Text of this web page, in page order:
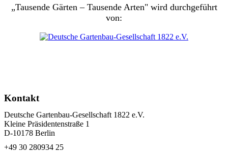
„Tausende Gärten – Tausende Arten" wird durchgeführt
von:
Kontakt
Deutsche Gartenbau-Gesellschaft 1822 e.V.
Kleine Präsidentenstraße 1
D-10178 Berlin
+49 30 280934 25